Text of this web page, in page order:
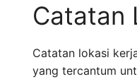
Catatan
Catatan lokasi
yang tercantum